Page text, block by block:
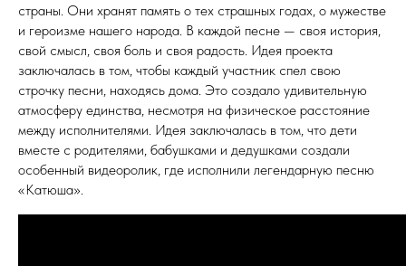
страны. Они хранят память о тех страшных годах, о мужестве
и героизме нашего народа. В каждой песне — своя история,
свой смысл, своя боль и своя радость. Идея проекта
заключалась в том, чтобы каждый участник спел свою
строчку песни, находясь дома. Это создало удивительную
атмосферу единства, несмотря на физическое расстояние
между исполнителями. Идея заключалась в том, что дети
вместе с родителями, бабушками и дедушками создали
особенный видеоролик, где исполнили легендарную песню
«Катюша».